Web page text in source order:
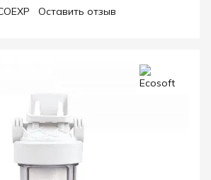
Оставить отзыв